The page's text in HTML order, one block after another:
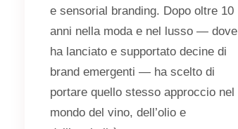
e sensorial branding. Dopo oltre 10
anni nella moda e nel lusso — dove
ha lanciato e supportato decine di
brand emergenti — ha scelto di
portare quello stesso approccio nel
mondo del vino, dell’olio e